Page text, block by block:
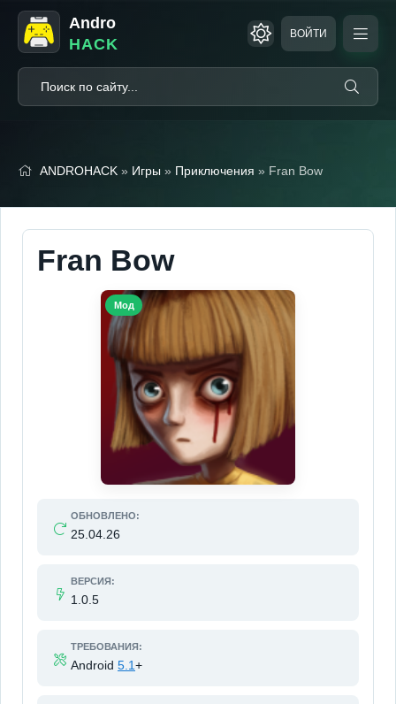
Andro
HACK
ВОЙТИ
ANDROHACK » Игры » Приключения » Fran Bow
Fran Bow
ОБНОВЛЕНО:
25.04.26
ВЕРСИЯ:
1.0.5
ТРЕБОВАНИЯ:
Android 5.1+
Мод